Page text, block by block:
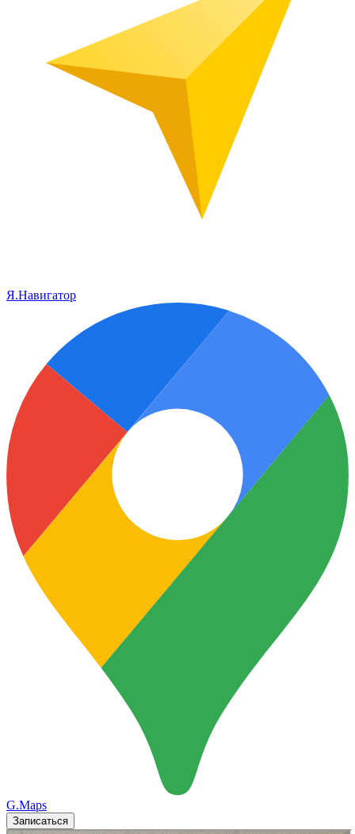
Я.Навигатор
G.Maps
Записаться